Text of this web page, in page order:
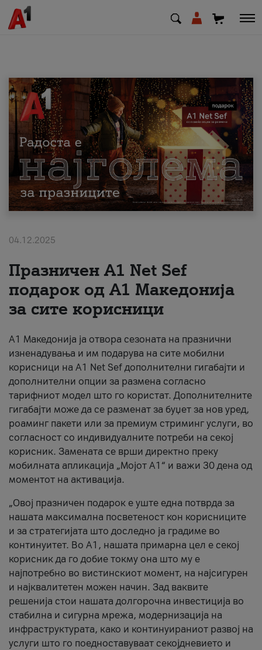
МК EN SQ
Приватни Деловни
Поддршка
Надополни кредит
За нас
#ПодобарОнлајн
04.12.2025
Празничен A1 Net Sеf
подарок од А1 Македонија
за сите корисници
А1 Македонија ја отвора сезоната на празнични
изненадувања и им подарува на сите мобилни
корисници на A1 Net Sef дополнителни гигабајти и
дополнителни опции за размена согласно
тарифниот модел што го користат. Дополнителните
гигабајти може да се разменат за буџет за нов уред,
роаминг пакети или за премиум стриминг услуги, во
согласност со индивидуалните потреби на секој
корисник. Замената се врши директно преку
мобилната апликација „Мојот А1“ и важи 30 дена од
моментот на активација.
„Овој празничен подарок е уште една потврда за
нашата максимална посветеност кон корисниците
и за стратегијата што доследно ја градиме во
континуитет. Во А1, нашата примарна цел е секој
корисник да го добие токму она што му е
најпотребно во вистинскиот момент, на најсигурен
и најквалитетен можен начин. Зад ваквите
решенија стои нашата долгорочна инвестиција во
стабилна и сигурна мрежа, модернизација на
инфраструктурата, како и континуираниот развој на
услуги што го поедноставуваат секојдневието и